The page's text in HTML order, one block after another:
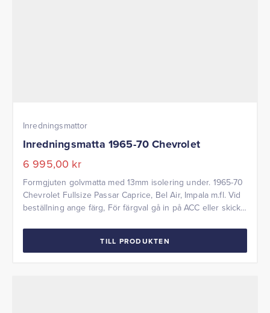
Inredningsmattor
Inredningsmatta 1965-70 Chevrolet
6 995,00 kr
Formgjuten golvmatta med 13mm isolering under. 1965-70
Chevrolet Fullsize Passar Caprice, Bel Air, Impala m.fl. Vid
beställning ange färg, För färgval gå in på ACC eller skicka
TILL PRODUKTEN